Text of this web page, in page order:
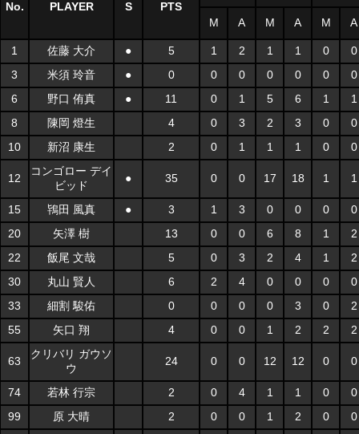
No. PLAYER S PTS
M A M A M A
1 佐藤 大介 ● 5 1 2 1 1 0
0
3
米須 玲音 ● 0 0 0 0 0 0
0
6
野口 侑真 ● 11 0 1 5 6 1
1
8
陳岡 燈生 4 0 3 2 3 0
0
10
新沼 康生 2 0 1 1 1 0 0
12
コンゴロー デイ
ビッド
● 35 0 0 17 18 1 1
15 鴇田 風真 ● 3 1 3 0 0 0
0
20
矢澤 樹 13 0 0 6 8 1
2
22
飯尾 文哉 5 0 3 2 4 1
2
30
丸山 賢人 6 2 4 0 0 0
0
33
細割 駿佑 0 0 0 0 3 0
2
55
矢口 翔 4 0 0 1 2 2 2
63
クリバリ ガウソ
ウ
24 0 0 12 12 0 0
74 若林 行宗 2 0 4 1 1 0
0
99
原 大晴 2 0 0 1 2 0
0